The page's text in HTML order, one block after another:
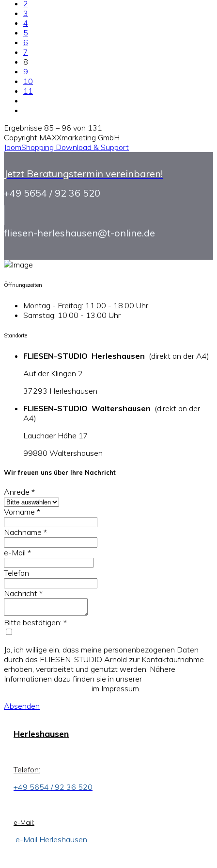
2
3
4
5
6
7
8
9
10
11
Ergebnisse 85 – 96 von 131
Copyright MAXXmarketing GmbH
JoomShopping Download & Support
Jetzt Beratungstermin vereinbaren!
+49 5654 / 92 36 520
fliesen-herleshausen@t-online.de
Öffnungszeiten
Montag - Freitag: 11.00 - 18.00 Uhr
Samstag: 10.00 - 13.00 Uhr
Standorte
FLIESEN-STUDIO Herleshausen (direkt an der A4)
Auf der Klingen 2
37293 Herleshausen
FLIESEN-STUDIO Waltershausen (direkt an der
A4)
Lauchaer Höhe 17
99880 Waltershausen
Wir freuen uns über Ihre Nachricht
Anrede *
Vorname *
Nachname *
e-Mail *
Telefon
Nachricht *
Bitte bestätigen: *
Ja, ich willige ein, dass meine personenbezogenen Daten
durch das FLIESEN-STUDIO Arnold zur Kontaktaufnahme
erhoben, verarbeitet und genutzt werden. Nähere
Informationen dazu finden sie in unserer
im Impressum.
Absenden
Herleshausen
Telefon:
+49 5654 / 92 36 520
e-Mail:
e-Mail Herleshausen